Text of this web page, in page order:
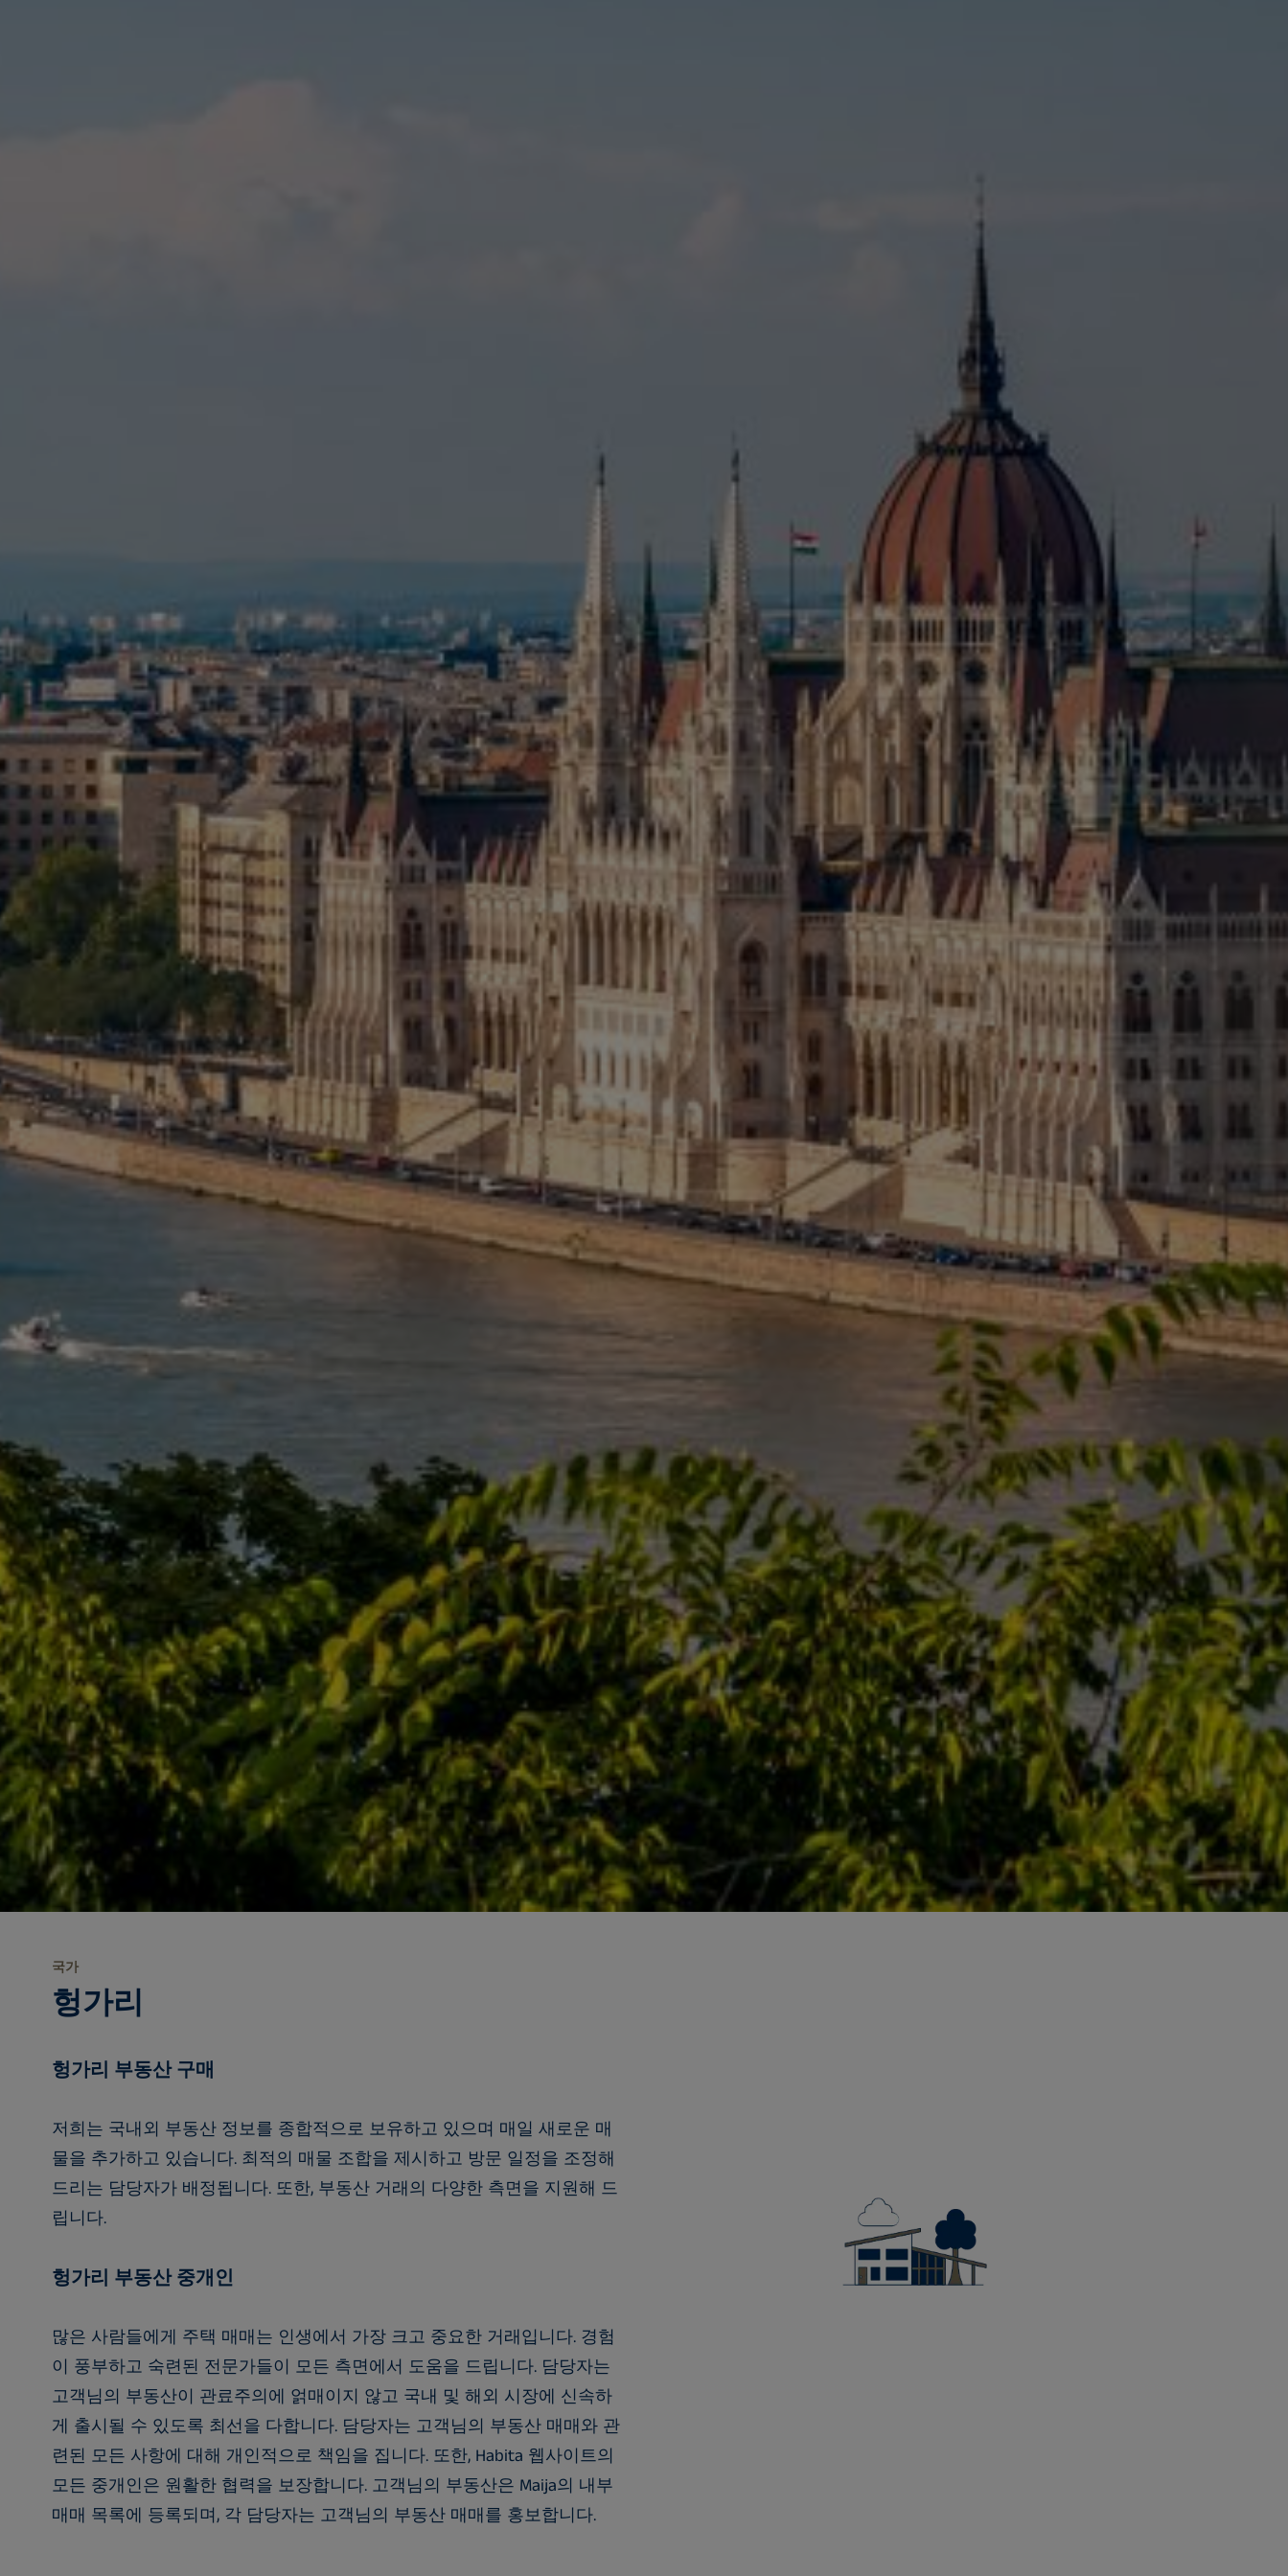
국가
헝가리
헝가리 부동산 구매
저희는 국내외 부동산 정보를 종합적으로 보유하고 있으며 매일 새로운 매
물을 추가하고 있습니다. 최적의 매물 조합을 제시하고 방문 일정을 조정해
드리는 담당자가 배정됩니다. 또한, 부동산 거래의 다양한 측면을 지원해 드
립니다.
헝가리 부동산 중개인
많은 사람들에게 주택 매매는 인생에서 가장 크고 중요한 거래입니다. 경험
이 풍부하고 숙련된 전문가들이 모든 측면에서 도움을 드립니다. 담당자는
고객님의 부동산이 관료주의에 얽매이지 않고 국내 및 해외 시장에 신속하
게 출시될 수 있도록 최선을 다합니다. 담당자는 고객님의 부동산 매매와 관
련된 모든 사항에 대해 개인적으로 책임을 집니다. 또한, Habita 웹사이트의
모든 중개인은 원활한 협력을 보장합니다. 고객님의 부동산은 Maija의 내부
매매 목록에 등록되며, 각 담당자는 고객님의 부동산 매매를 홍보합니다.